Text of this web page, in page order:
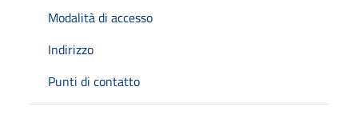
Modalità di accesso
Indirizzo
Punti di contatto